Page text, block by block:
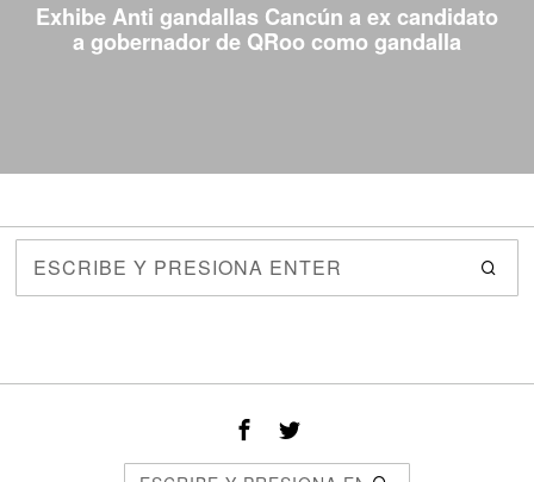
Exhibe Anti gandallas Cancún a ex candidato
a gobernador de QRoo como gandalla